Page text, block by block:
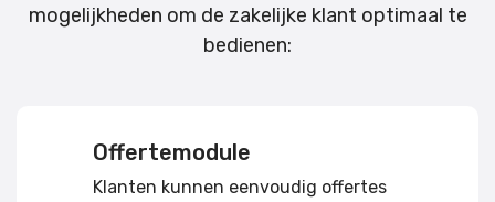
mogelijkheden om de zakelijke klant optimaal te
bedienen:
Offertemodule
Klanten kunnen eenvoudig offertes